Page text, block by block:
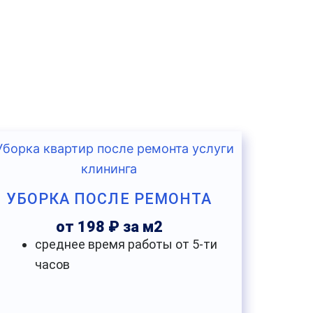
УБОРКА ПОСЛЕ РЕМОНТА
от 198 ₽ за м2
среднее время работы от 5-ти
часов